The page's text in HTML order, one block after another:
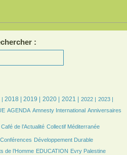
:
| 2018 | 2019 | 2020 | 2021 | 2022 | 2023 |
AGENDA Amnesty International Anniversaires
Café de l’Actualité Collectif Méditerranée
Développement Durable
de l’Homme EDUCATION Evry Palestine